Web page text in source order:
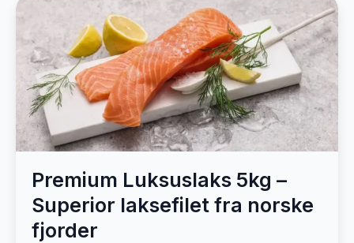
Premium Luksuslaks 5kg –
Superior laksefilet fra norske
fjorder